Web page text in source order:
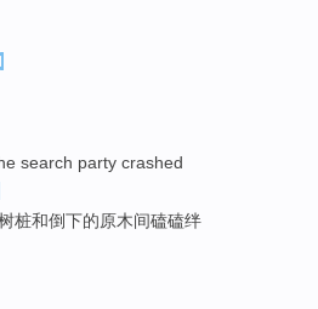
search party crashed
桩和倒下的原木间磕磕绊